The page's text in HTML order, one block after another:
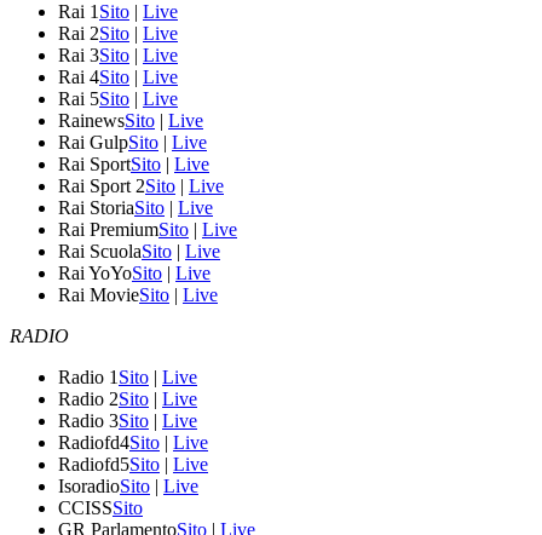
Rai 1 Sito | Live
Rai 2Sito | Live
Rai 3Sito | Live
Rai 4Sito | Live
Rai 5Sito | Live
RainewsSito | Live
Rai GulpSito | Live
Rai SportSito | Live
Rai Sport 2Sito | Live
Rai StoriaSito | Live
Rai PremiumSito | Live
Rai ScuolaSito | Live
Rai YoYoSito | Live
Rai MovieSito | Live
RADIO
Radio 1 Sito | Live
Radio 2Sito | Live
Radio 3Sito | Live
Radiofd4Sito | Live
Radiofd5Sito | Live
IsoradioSito | Live
CCISSSito
GR ParlamentoSito | Live